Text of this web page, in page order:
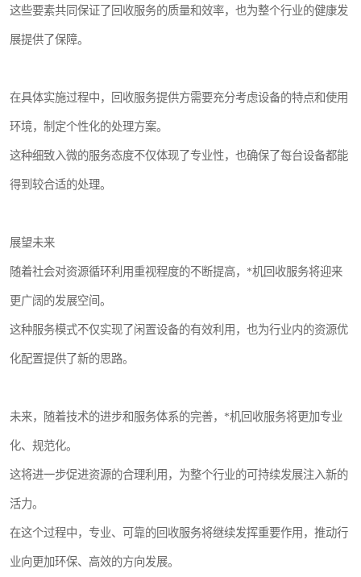
这些要素共同保证了回收服务的质量和效率，也为整个行业的健康发
展提供了保障。
在具体实施过程中，回收服务提供方需要充分考虑设备的特点和使用
环境，制定个性化的处理方案。
这种细致入微的服务态度不仅体现了专业性，也确保了每台设备都能
得到较合适的处理。
展望未来
随着社会对资源循环利用重视程度的不断提高，*机回收服务将迎来
更广阔的发展空间。
这种服务模式不仅实现了闲置设备的有效利用，也为行业内的资源优
化配置提供了新的思路。
未来，随着技术的进步和服务体系的完善，*机回收服务将更加专业
化、规范化。
这将进一步促进资源的合理利用，为整个行业的可持续发展注入新的
活力。
在这个过程中，专业、可靠的回收服务将继续发挥重要作用，推动行
业向更加环保、高效的方向发展。